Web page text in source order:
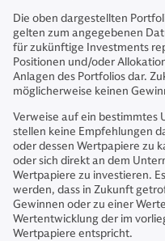
Die oben dargestellten
gelten zum angegebenen
für zukünftige Investments
Positionen und/oder
Anlagen des Portfolios dar.
möglicherweise keinen
Verweise auf ein bestimmtes
stellen keine Empfehlungen
oder dessen Wertpapiere zu
oder sich direkt an dem
Wertpapiere zu investieren.
werden, dass in Zukunft
Gewinnen oder zu einer
Wertentwicklung der im
Wertpapiere entspricht.